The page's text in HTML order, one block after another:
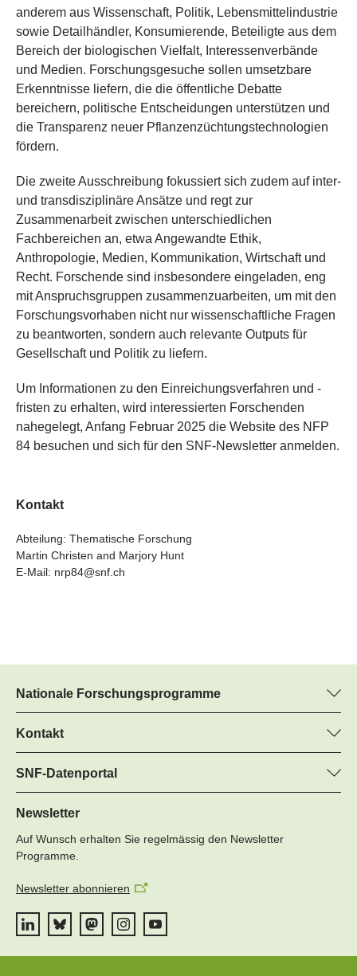
anderem aus Wissenschaft, Politik, Lebensmittelindustrie
sowie Detailhändler, Konsumierende, Beteiligte aus dem
Bereich der biologischen Vielfalt, Interessenverbände
und Medien. Forschungsgesuche sollen umsetzbare
Erkenntnisse liefern, die die öffentliche Debatte
bereichern, politische Entscheidungen unterstützen und
die Transparenz neuer Pflanzenzüchtungstechnologien
fördern.
Die zweite Ausschreibung fokussiert sich zudem auf inter-
und transdisziplinäre Ansätze und regt zur
Zusammenarbeit zwischen unterschiedlichen
Fachbereichen an, etwa Angewandte Ethik,
Anthropologie, Medien, Kommunikation, Wirtschaft und
Recht. Forschende sind insbesondere eingeladen, eng
mit Anspruchsgruppen zusammenzuarbeiten, um mit den
Forschungsvorhaben nicht nur wissenschaftliche Fragen
zu beantworten, sondern auch relevante Outputs für
Gesellschaft und Politik zu liefern.
Um Informationen zu den Einreichungsverfahren und -
fristen zu erhalten, wird interessierten Forschenden
nahegelegt, Anfang Februar 2025 die Website des NFP
84 besuchen und sich für den SNF-Newsletter anmelden.
Kontakt
Abteilung: Thematische Forschung
Martin Christen and Marjory Hunt
E-Mail: nrp84@snf.ch
Nationale Forschungsprogramme
Hier finden Sie Informationen zu allen Nationalen
Forschungsprogrammen (NFP):
Alle NFP
Kontakt
Martin Christen, SNF
Regine Maritz, SNF
Programm Manager
Tel.: +
E-Mail:
SNF-Datenportal
Hier finden Sie umfangreiche Informationen zu den vom SNF
geförderten Projekten.
Zum Datenportal
Newsletter
Auf Wunsch erhalten Sie regelmässig den Newsletter
Programme.
Newsletter abonnieren